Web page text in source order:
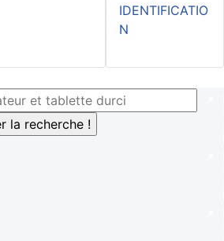
IDENTIFICATIO
N